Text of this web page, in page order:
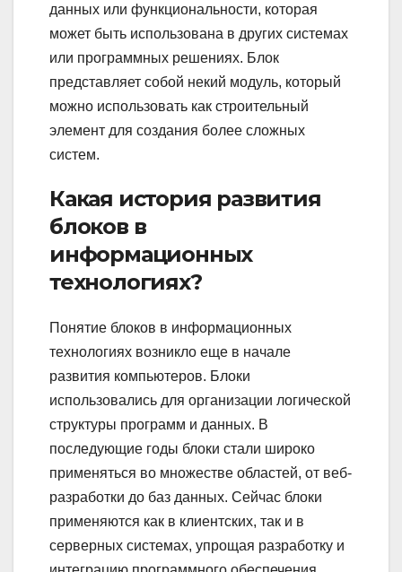
данных или функциональности, которая
может быть использована в других системах
или программных решениях. Блок
представляет собой некий модуль, который
можно использовать как строительный
элемент для создания более сложных
систем.
Какая история развития
блоков в
информационных
технологиях?
Понятие блоков в информационных
технологиях возникло еще в начале
развития компьютеров. Блоки
использовались для организации логической
структуры программ и данных. В
последующие годы блоки стали широко
применяться во множестве областей, от веб-
разработки до баз данных. Сейчас блоки
применяются как в клиентских, так и в
серверных системах, упрощая разработку и